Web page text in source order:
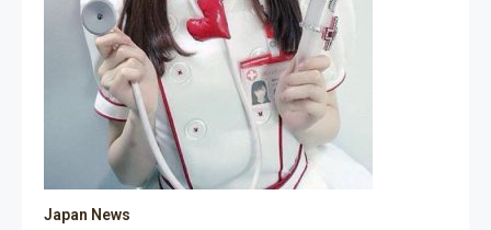
Japan News